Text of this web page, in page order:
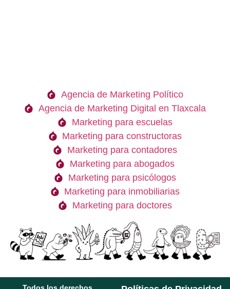
Agencia de Marketing Político
Agencia de Marketing Digital en Tlaxcala
Marketing para escuelas
Marketing para constructoras
Marketing para contadores
Marketing para abogados
Marketing para psicólogos
Marketing para inmobiliarias
Marketing para doctores